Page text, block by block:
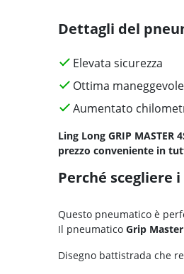
Dettagli del
Elevata sicurezza
Ottima
Aumentato
Ling Long GRIP MASTER
prezzo conveniente in
Perché scegliere i
Questo pneumatico è
Il pneumatico Grip
Disegno battistrada che